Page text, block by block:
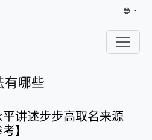
有哪些
讲述步步高取名来源
】